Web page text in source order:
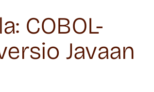
COBOL-
Javaan